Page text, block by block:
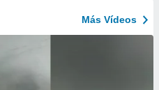
Más Vídeos